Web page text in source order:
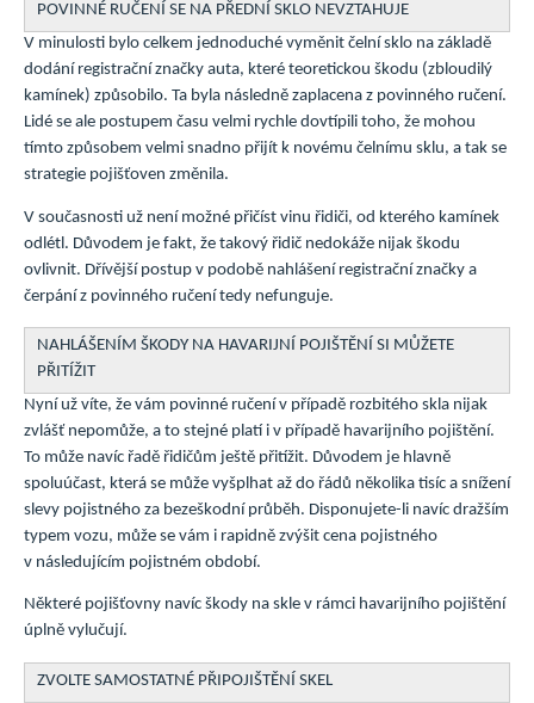
POVINNÉ RUČENÍ SE NA PŘEDNÍ SKLO NEVZTAHUJE
V minulosti bylo celkem jednoduché vyměnit čelní sklo na základě
dodání registrační značky auta, které teoretickou škodu (zbloudilý
kamínek) způsobilo. Ta byla následně zaplacena z povinného ručení.
Lidé se ale postupem času velmi rychle dovtípili toho, že mohou
tímto způsobem velmi snadno přijít k novému čelnímu sklu, a tak se
strategie pojišťoven změnila.
V současnosti už není možné přičíst vinu řidiči, od kterého kamínek
odlétl. Důvodem je fakt, že takový řidič nedokáže nijak škodu
ovlivnit. Dřívější postup v podobě nahlášení registrační značky a
čerpání z povinného ručení tedy nefunguje.
NAHLÁŠENÍM ŠKODY NA HAVARIJNÍ POJIŠTĚNÍ SI MŮŽETE
PŘITÍŽIT
Nyní už víte, že vám povinné ručení v případě rozbitého skla nijak
zvlášť nepomůže, a to stejné platí i v případě havarijního pojištění.
To může navíc řadě řidičům ještě přitížit. Důvodem je hlavně
spoluúčast, která se může vyšplhat až do řádů několika tisíc a snížení
slevy pojistného za bezeškodní průběh. Disponujete-li navíc dražším
typem vozu, může se vám i rapidně zvýšit cena pojistného
v následujícím pojistném období.
Některé pojišťovny navíc škody na skle v rámci havarijního pojištění
úplně vylučují.
ZVOLTE SAMOSTATNÉ PŘIPOJIŠTĚNÍ SKEL